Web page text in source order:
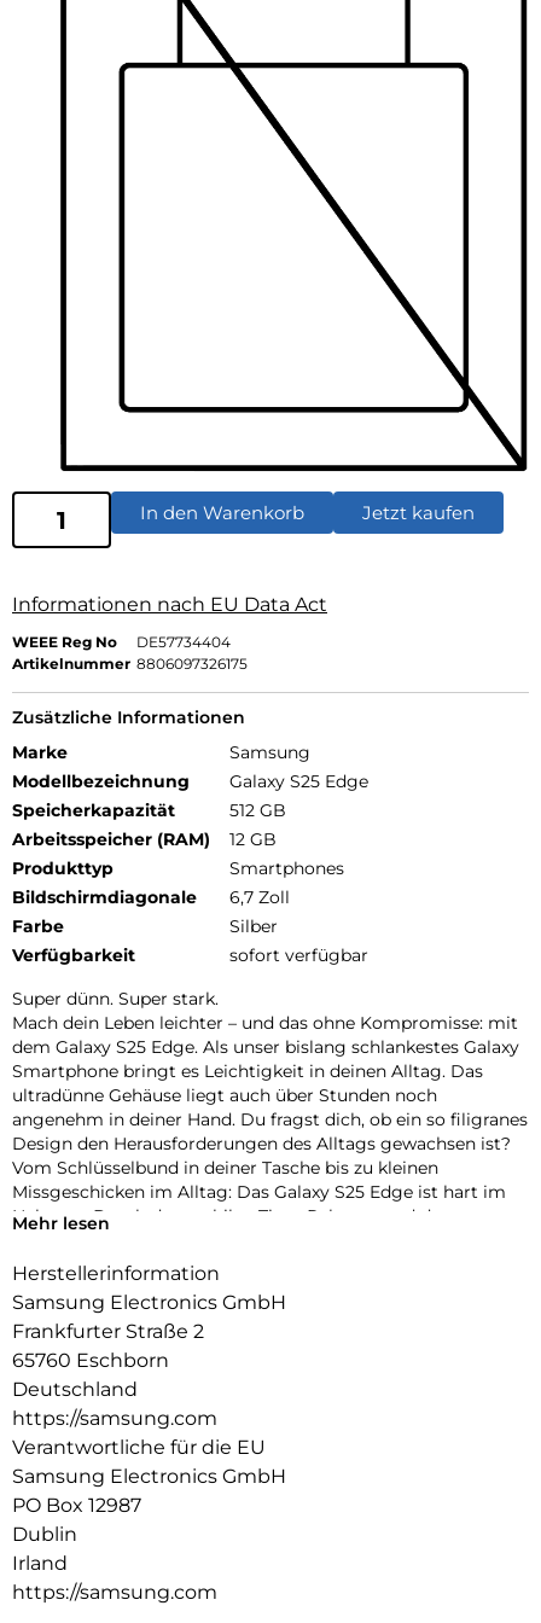
In den Warenkorb Jetzt kaufen
Informationen nach EU Data Act
WEEE Reg No
DE57734404
Artikelnummer 8806097326175
Zusätzliche Informationen
Marke
Samsung
Modellbezeichnung
Galaxy S25 Edge
Speicherkapazität
512 GB
Arbeitsspeicher (RAM)
12 GB
Produkttyp
Smartphones
Bildschirmdiagonale
6,7 Zoll
Farbe
Silber
Verfügbarkeit
sofort verfügbar
Super dünn. Super stark.
Mach dein Leben leichter – und das ohne Kompromisse: mit
dem Galaxy S25 Edge. Als unser bislang schlankestes Galaxy
Smartphone bringt es Leichtigkeit in deinen Alltag. Das
ultradünne Gehäuse liegt auch über Stunden noch
angenehm in deiner Hand. Du fragst dich, ob ein so filigranes
Design den Herausforderungen des Alltags gewachsen ist?
Vom Schlüsselbund in deiner Tasche bis zu kleinen
Missgeschicken im Alltag: Das Galaxy S25 Edge ist hart im
Nehmen. Durch den stabilen Titan-Rahmen und dem
entspannt bleiben und hast lange Freude an deinem
Leichtigkeit von der Hand gehen, musst du zudem keine
Kompromisse in Sachen Leistung machen. Ob Streaming,
Videocalls oder Bildbearbeitung: Der starke Snapdragon 8
Elite for Galaxy Prozessor unterstützt dich bei dem, was du
dir vorgenommen hast. Zusammen mit den Galaxy AI-
Funktionen kannst du viele Dinge schnell und reibungslos
erledigen. Auch das Aufnehmen von Fotos und Videos ist
ganz einfach. Die 200-Megapixel-Kamera hält deine
schönsten Momente detailliert und lebendig für dich fest.
Bei schlechten Lichtverhältnissen musst du nichts weiter
tun. Einfach nur den Auslöser drücken, staunen – und die
Ergebnisse mit deinen Freund innen teilen. Erlebe mit dem
Galaxy S25 Edge, wie viel Leistung in einem schlanken
Mehr lesen
Herstellerinformation
Samsung Electronics GmbH
Frankfurter Straße 2
65760 Eschborn
Deutschland
https://samsung.com
Verantwortliche für die EU
Samsung Electronics GmbH
PO Box 12987
Dublin
Irland
https://samsung.com